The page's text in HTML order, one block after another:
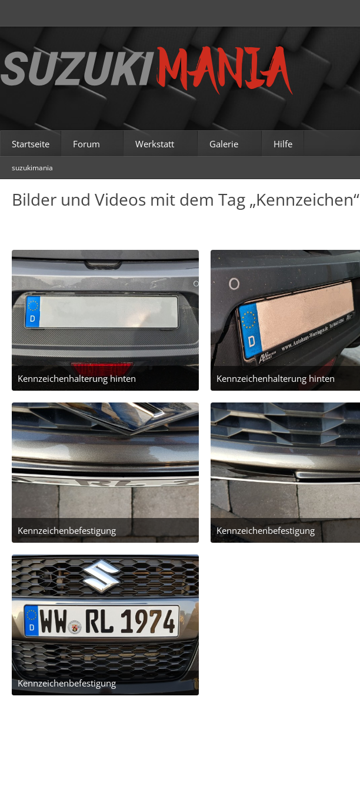
Startseite Forum Werkstatt Galerie Hilfe
suzukimania
Bilder und Videos mit dem Tag „Kennzeichen“
Kennzeichenhalterung hinten
10. Februar 2024 um 13:40
2
Kennzeichenhalterung hinten
10. Februar 2024 um 13:40
Kennzeichenbefestigung
16. Februar 2019 um 16:52
Kennzeichenbefestigung
16. Februar 2019 um 16:52
Kennzeichenbefestigung
16. Februar 2019 um 16:52